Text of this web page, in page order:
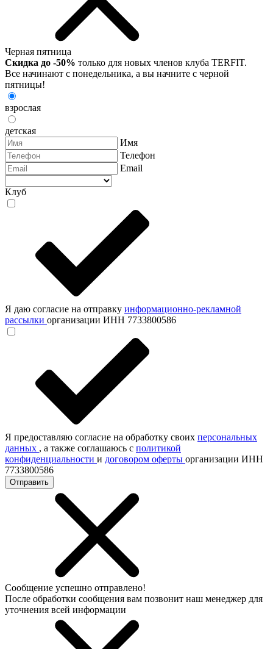
Черная пятница
Скидка до -50% только для новых членов клуба TERFIT.
Все начинают с понедельника, а вы начните с черной
пятницы!
взрослая
детская
Имя
Телефон
Email
Клуб
Я даю согласие на отправку информационно-рекламной
рассылки организации ИНН 7733800586
Я предоставляю согласие на обработку своих персональных
данных , а также соглашаюсь с политикой
конфиденциальности и договором оферты организации ИНН
7733800586
Отправить
Сообщение успешно отправлено!
После обработки сообщения вам позвонит наш менеджер для
уточнения всей информации